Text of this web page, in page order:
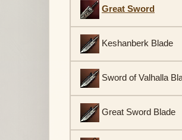
Great Sword
Keshanberk Blade
Sword of Valhalla
Great Sword Blade